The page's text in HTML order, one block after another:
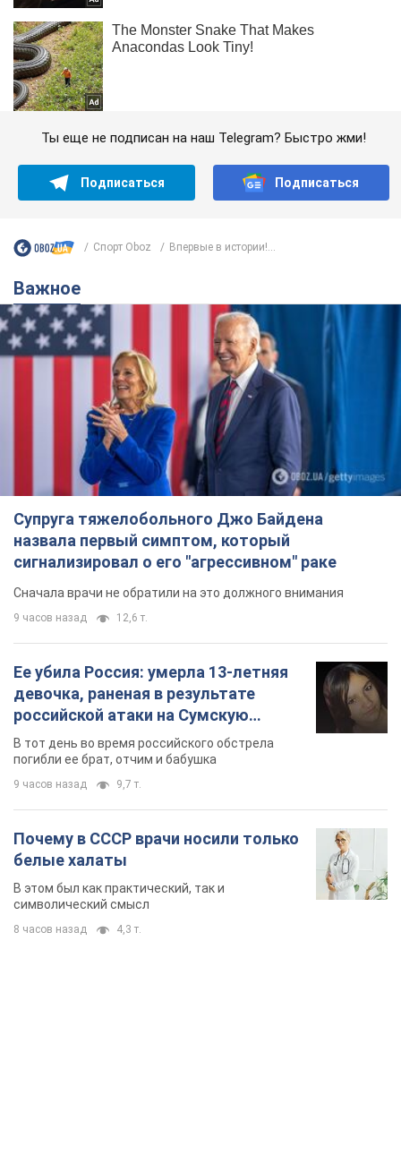
Ты еще не подписан на наш Telegram? Быстро жми!
Подписаться Подписаться
Спорт Oboz Впервые в истории!...
Важное
Супруга тяжелобольного Джо Байдена
назвала первый симптом, который
сигнализировал о его "агрессивном" раке
Сначала врачи не обратили на это должного внимания
9 часов назад 12,6 т.
Ее убила Россия: умерла 13-летняя
девочка, раненая в результате
российской атаки на Сумскую
область. Фото
В тот день во время российского обстрела
погибли ее брат, отчим и бабушка
9 часов назад 9,7 т.
Почему в СССР врачи носили только
белые халаты
В этом был как практический, так и
символический смысл
8 часов назад 4,3 т.